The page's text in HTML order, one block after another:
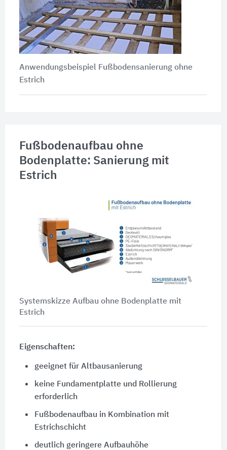
Anwendungsbeispiel Fußbodensanierung ohne
Estrich
Fußbodenaufbau ohne
Bodenplatte: Sanierung mit
Estrich
Systemskizze Aufbau ohne Bodenplatte mit
Estrich
Eigenschaften:
geeignet für Altbausanierung
keine Fundamentplatte und Rollierung
erforderlich
Fußbodenaufbau in Kombination mit
Estrichschicht
deutlich geringere Aufbauhöhe